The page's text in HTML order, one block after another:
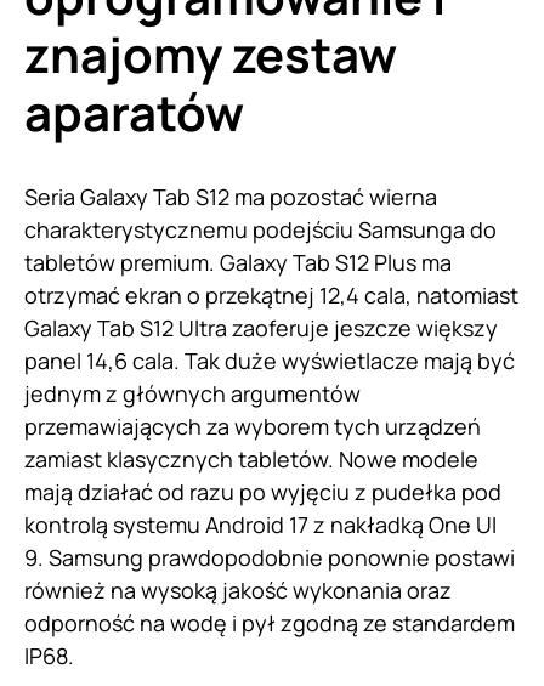
znajomy zestaw
aparatów
Seria Galaxy Tab S12 ma pozostać wierna
charakterystycznemu podejściu Samsunga do
tabletów premium. Galaxy Tab S12 Plus ma
otrzymać ekran o przekątnej 12,4 cala, natomiast
Galaxy Tab S12 Ultra zaoferuje jeszcze większy
panel 14,6 cala. Tak duże wyświetlacze mają być
jednym z głównych argumentów
przemawiających za wyborem tych urządzeń
zamiast klasycznych tabletów. Nowe modele
mają działać od razu po wyjęciu z pudełka pod
kontrolą systemu Android 17 z nakładką One UI
9. Samsung prawdopodobnie ponownie postawi
również na wysoką jakość wykonania oraz
odporność na wodę i pył zgodną ze standardem
IP68.